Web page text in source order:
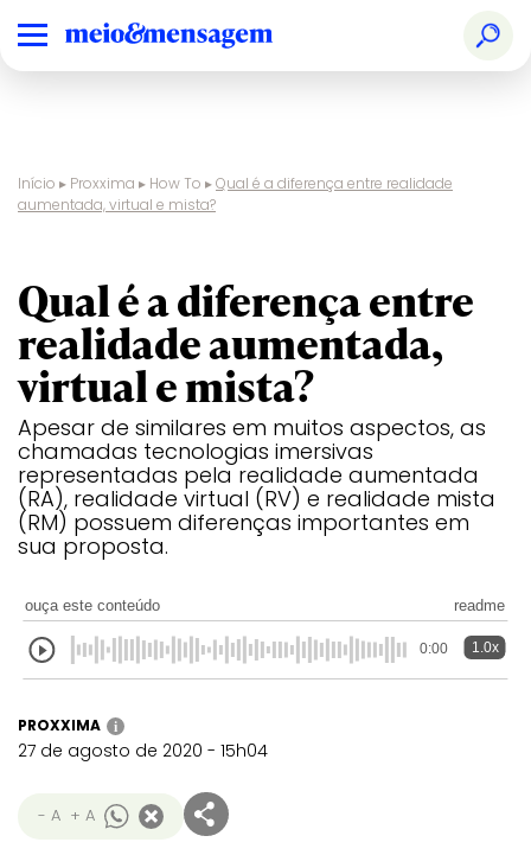
Início ▸ Proxxima ▸ How To ▸Qual é a diferença entre realidade
aumentada, virtual e mista?
Qual é a diferença entre
realidade aumentada,
virtual e mista?
Apesar de similares em muitos aspectos, as
chamadas tecnologias imersivas
representadas pela realidade aumentada
(RA), realidade virtual (RV) e realidade mista
(RM) possuem diferenças importantes em
sua proposta.
ouça este conteúdo readme
0:00 1.0x
PROXXIMA i
27 de agosto de 2020 - 15h04
- A + A